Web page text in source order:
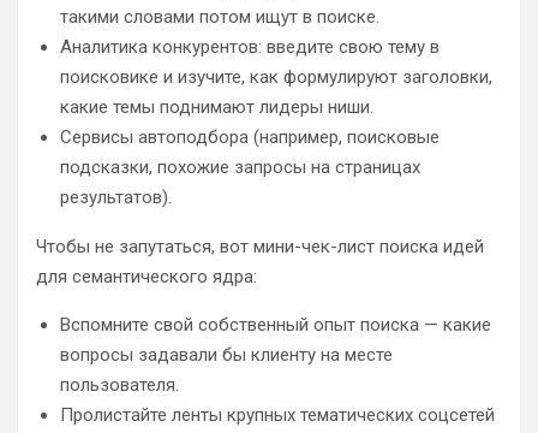
такими словами потом ищут в поиске.
Аналитика конкурентов: введите свою тему в
поисковике и изучите, как формулируют заголовки,
какие темы поднимают лидеры ниши.
Сервисы автоподбора (например, поисковые
подсказки, похожие запросы на страницах
результатов).
Чтобы не запутаться, вот мини-чек-лист поиска идей
для семантического ядра:
Вспомните свой собственный опыт поиска — какие
вопросы задавали бы клиенту на месте
пользователя.
Пролистайте ленты крупных тематических соцсетей